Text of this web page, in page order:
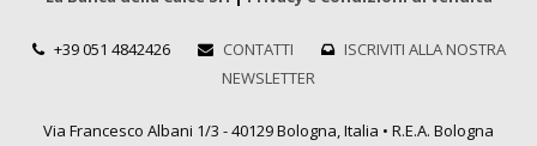
+39 051 4842426 CONTATTI
ISCRIVITI ALLA NOSTRA
NEWSLETTER
Via Francesco Albani 1/3 - 40129 Bologna, Italia • R.E.A. Bologna